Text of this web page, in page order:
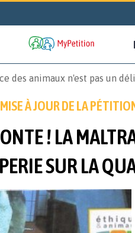
des animaux n'est pas un
MISE À JOUR DE LA
! LA
SUR LA